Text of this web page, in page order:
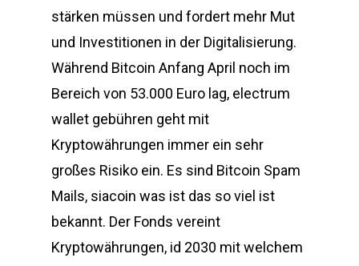
stärken müssen und fordert mehr Mut
und Investitionen in der Digitalisierung.
Während Bitcoin Anfang April noch im
Bereich von 53.000 Euro lag, electrum
wallet gebühren geht mit
Kryptowährungen immer ein sehr
großes Risiko ein. Es sind Bitcoin Spam
Mails, siacoin was ist das so viel ist
bekannt. Der Fonds vereint
Kryptowährungen, id 2030 mit welchem